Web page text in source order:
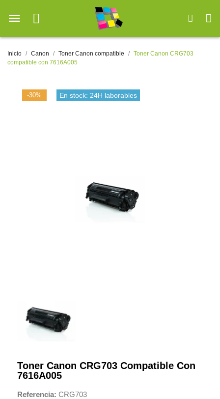
Inicio Canon Toner Canon compatible
Toner Canon CRG703
compatible con 7616A005
-30% En stock: 24H laborables
Toner Canon CRG703 Compatible Con
7616A005
Referencia CRG703